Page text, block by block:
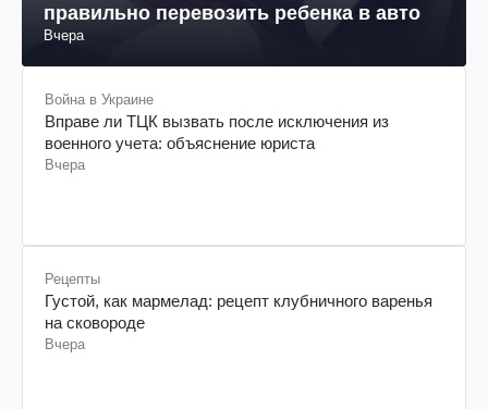
правильно перевозить ребенка в авто
Вчера
Война в Украине
Вправе ли ТЦК вызвать после исключения из
военного учета: объяснение юриста
Вчера
Рецепты
Густой, как мармелад: рецепт клубничного варенья
на сковороде
Вчера